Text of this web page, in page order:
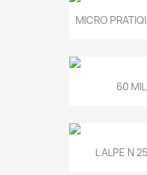
MICRO
60
L ALPE N